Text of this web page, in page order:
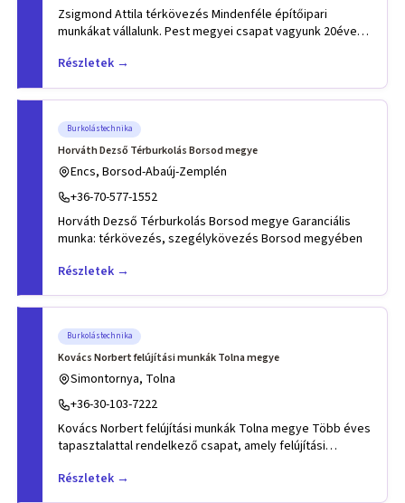
Zsigmond Attila térkövezés Mindenféle építőipari
munkákat vállalunk. Pest megyei csapat vagyunk 20éves
Részletek →
Burkolástechnika
Horváth Dezső Térburkolás Borsod megye
Encs, Borsod-Abaúj-Zemplén
+36-70-577-1552
Horváth Dezső Térburkolás Borsod megye Garanciális
munka: térkövezés, szegélykövezés Borsod megyében
Részletek →
Burkolástechnika
Kovács Norbert felújítási munkák Tolna megye
Simontornya, Tolna
+36-30-103-7222
Kovács Norbert felújítási munkák Tolna megye Több éves
tapasztalattal rendelkező csapat, amely felújítási
Részletek →